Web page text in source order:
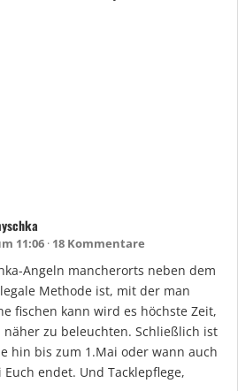
11:06 18 Kommentare
Angeln mancherorts neben dem
Methode ist, mit der man
fischen kann wird es höchste Zeit,
näher zu beleuchten. Schließlich ist
hin bis zum 1.Mai oder wann auch
endet. Und Tacklepflege,